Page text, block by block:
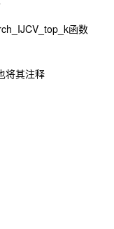
函数
将其注释